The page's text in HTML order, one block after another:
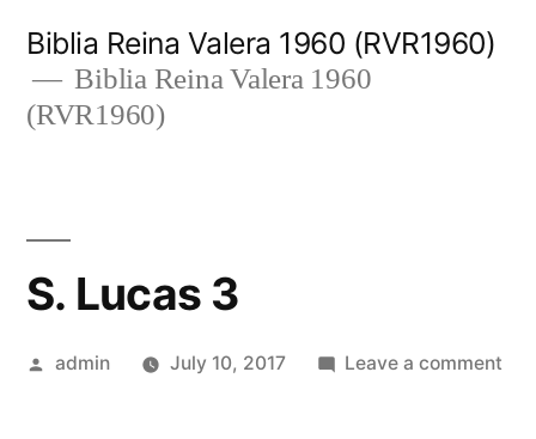
content
Biblia Reina Valera 1960 (RVR1960)
Biblia Reina Valera 1960
(RVR1960)
S. Lucas 3
Posted
admin July 10, 2017 Leave a comment